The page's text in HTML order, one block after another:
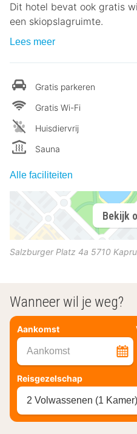
Dit hotel bevat ook gratis
een skiopslagruimte.
Lees meer
Gratis parkeren
Gratis Wi-Fi
Huisdiervrij
Sauna
Alle faciliteiten
Bekijk
Salzburger Platz 4a 5710
Wanneer wil je weg?
Aankomst
Aankomst
Reisgezelschap
2 Volwassenen (1 Kamer)